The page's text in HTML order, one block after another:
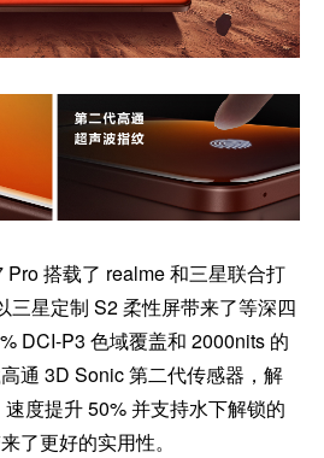
搭载了 realme 和三星联合打
三星定制 S2 柔性屏带来了等深四
DCI-P3 色域覆盖和 2000nits 的
通 3D Sonic 第二代传感器，解
度提升 50% 并支持水下解锁的
了更好的实用性。